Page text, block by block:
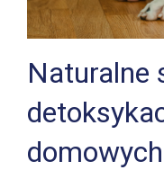
Naturalne
domowych